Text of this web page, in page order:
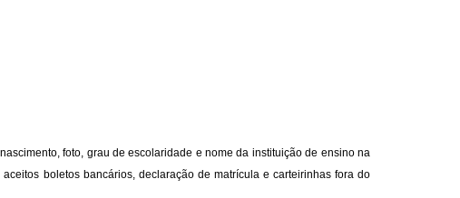
foto, grau de escolaridade e nome da instituição de ensino na
boletos bancários, declaração de matrícula e carteirinhas fora do